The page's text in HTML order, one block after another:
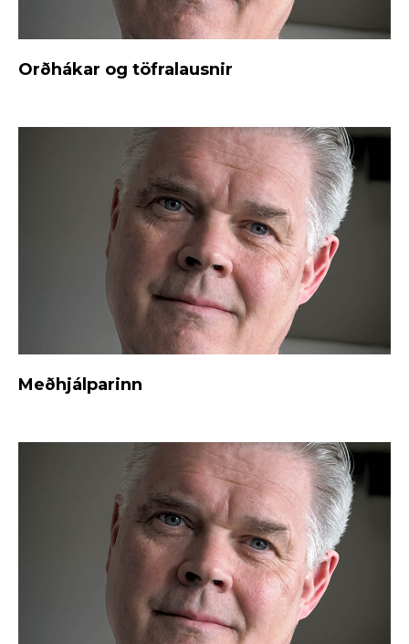
Orðhákar og töfralausnir
Meðhjálparinn